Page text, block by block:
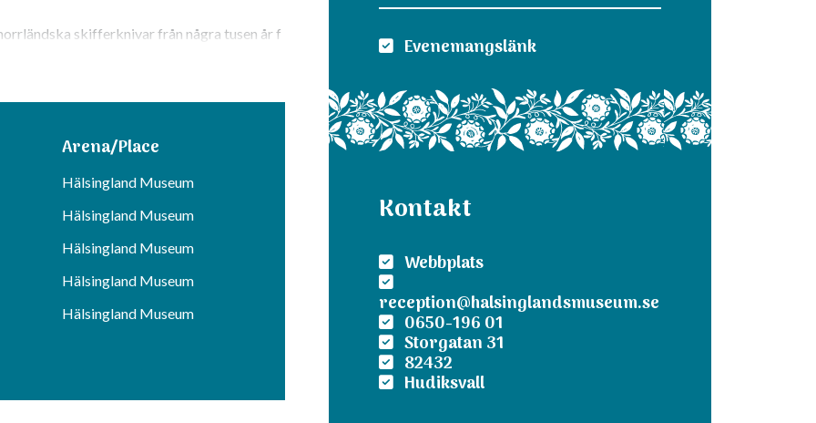
skifferknivar från några tusen år f
Arena/Place
Hälsingland Museum
Hälsingland Museum
Hälsingland Museum
Hälsingland Museum
Hälsingland Museum
Evenemangslänk
Kontakt
Webbplats
reception@halsinglandsmuseum.se
0650-196 01
Storgatan 31
82432
Hudiksvall